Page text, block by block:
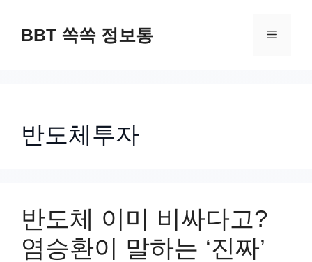
BBT 쏙쏙 정보통 메
반도체투자
반도체 이미 비싸다고?
염승환이 말하는 ‘진짜’